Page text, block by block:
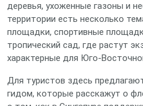
деревья, ухоженные газоны и
территории есть несколько
площадки, спортивные
тропический сад, где растут
характерные для
Для туристов здесь
гидом, которые расскажут о